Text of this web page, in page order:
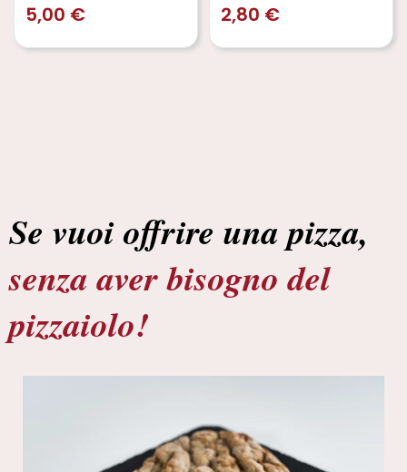
5,00 € 2,80 €
Se vuoi offrire una pizza,
senza aver bisogno del
pizzaiolo!